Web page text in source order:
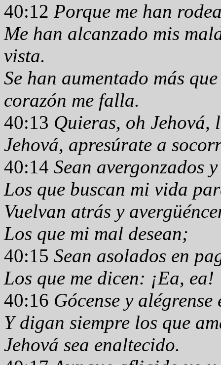
40:12 Porque me han
Me han alcanzado mis
vista.
Se han aumentado más
corazón me falla.
40:13 Quieras, oh Jehová,
Jehová, apresúrate a
40:14 Sean avergonzados
Los que buscan mi vida
Vuelvan atrás y
Los que mi mal desean;
40:15 Sean asolados en
Los que me dicen: ¡Ea, ea!
40:16 Gócense y
Y digan siempre los que
Jehová sea enaltecido.